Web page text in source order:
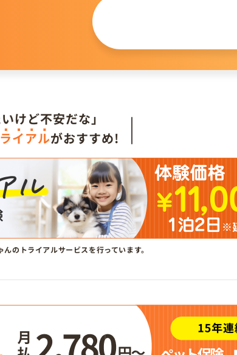
けど不安だな」
イアルがおすすめ!
んのトライアルサービスを行っています。